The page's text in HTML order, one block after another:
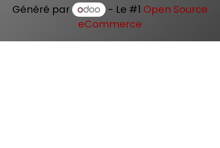
Généré par - Le #1 Open Source
eCommerce